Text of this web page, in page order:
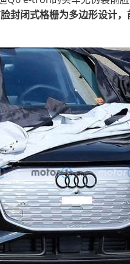
封闭式格栅为多边形设计